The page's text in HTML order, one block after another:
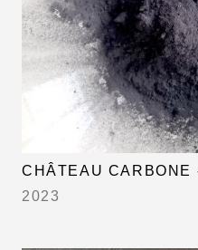
CHÂTEAU CARBONE
2023